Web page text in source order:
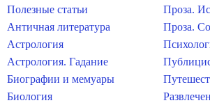
Полезные статьи
Античная литература
Астрология
Астрология. Гадание
Биографии и мемуары
Биология
Проза.
Проза.